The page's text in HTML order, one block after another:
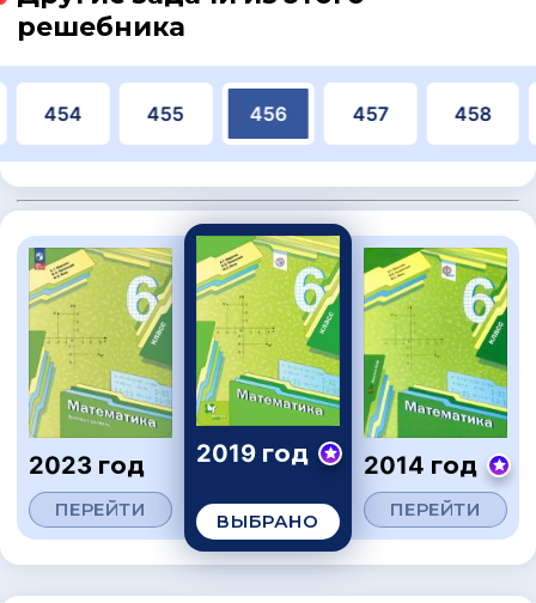
решебника
454 455 456 457 458
2023 год
ПЕРЕЙТИ
2019 год
ВЫБРАНО
2014 год
ПЕРЕЙТИ